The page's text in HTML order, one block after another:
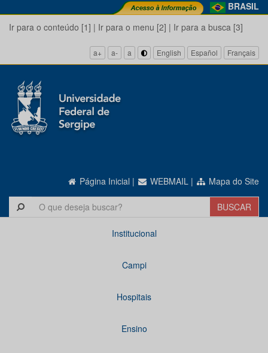
BRASIL
Ir para o conteúdo [1] | Ir para o menu [2] | Ir para a busca [3]
a+ a- a English Español Français
Página Inicial | WEBMAIL | Mapa do Site
Institucional
Campi
Hospitais
Ensino